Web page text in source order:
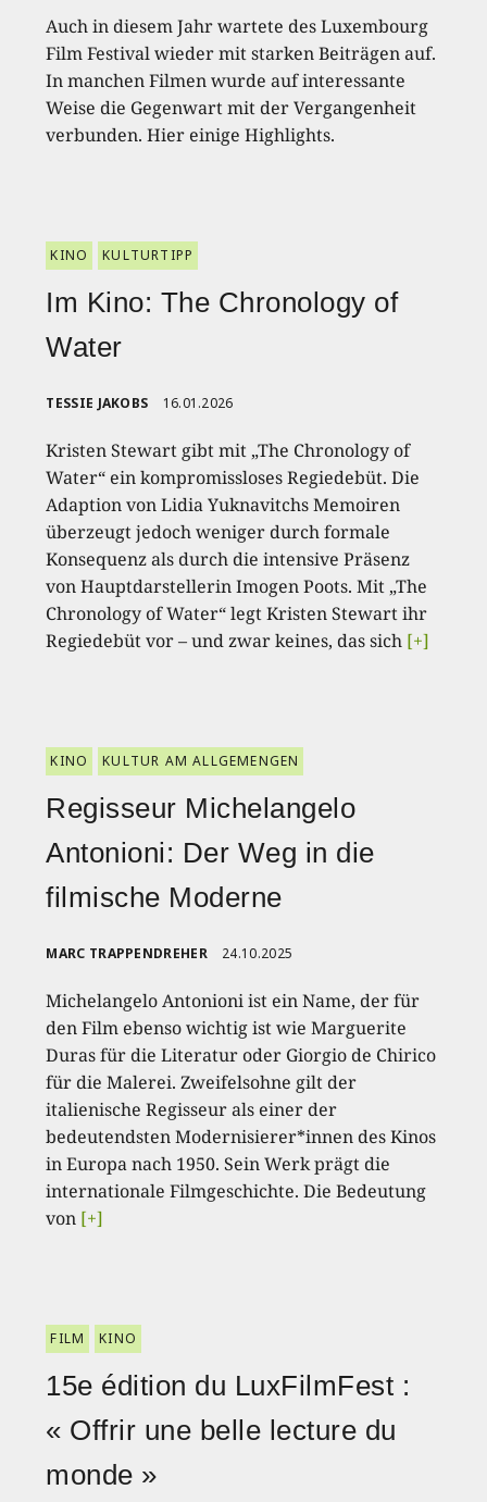
Auch in diesem Jahr wartete des Luxembourg
Film Festival wieder mit starken Beiträgen auf.
In manchen Filmen wurde auf interessante
Weise die Gegenwart mit der Vergangenheit
verbunden. Hier einige Highlights.
KINO KULTURTIPP
Im Kino: The Chronology of
Water
TESSIE JAKOBS 16.01.2026
Kristen Stewart gibt mit „The Chronology of
Water“ ein kompromissloses Regiedebüt. Die
Adaption von Lidia Yuknavitchs Memoiren
überzeugt jedoch weniger durch formale
Konsequenz als durch die intensive Präsenz
von Hauptdarstellerin Imogen Poots. Mit „The
Chronology of Water“ legt Kristen Stewart ihr
Regiedebüt vor – und zwar keines, das sich [+]
KINO KULTUR AM ALLGEMENGEN
Regisseur Michelangelo
Antonioni: Der Weg in die
filmische Moderne
MARC TRAPPENDREHER 24.10.2025
Michelangelo Antonioni ist ein Name, der für
den Film ebenso wichtig ist wie Marguerite
Duras für die Literatur oder Giorgio de Chirico
für die Malerei. Zweifelsohne gilt der
italienische Regisseur als einer der
bedeutendsten Modernisierer*innen des Kinos
in Europa nach 1950. Sein Werk prägt die
internationale Filmgeschichte. Die Bedeutung
von [+]
FILM KINO
15e édition du LuxFilmFest :
« Offrir une belle lecture du
monde »